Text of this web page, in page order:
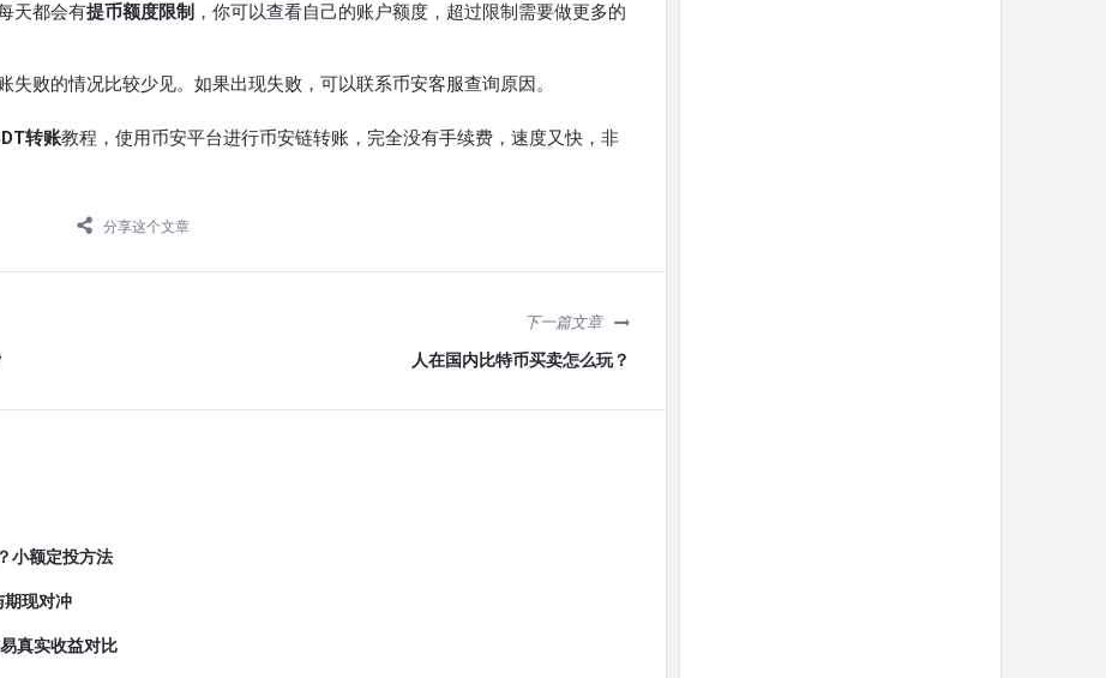
天都会有提币额度限制 ，你可以查看自己的账户额度，超过限制需要做更多的
失败的情况比较少见。如果出现失败，可以联系币安客服查询原因。
转账教程，使用币安平台进行币安链转账，完全没有手续费，速度又快，非
分享这个文章
下一篇文章
人在国内比特币买卖怎么玩？
小额定投方法
现对冲
真实收益对比